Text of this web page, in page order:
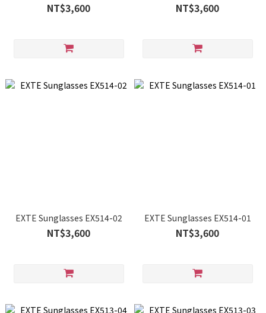
NT$3,600 NT$3,600
EXTE Sunglasses EX514-02
NT$3,600
EXTE Sunglasses EX514-01
NT$3,600